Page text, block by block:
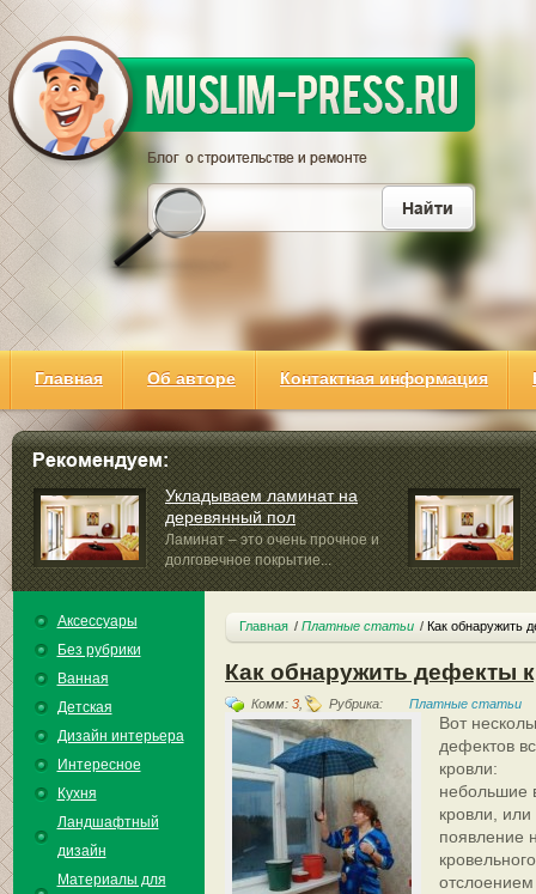
Главная Об авторе Контактная информация
Укладываем ламинат на
деревянный пол
Ламинат – это очень прочное и
долговечное покрытие...
Аксессуары
Без рубрики
Ванная
Детская
Дизайн интерьера
Интересное
Кухня
Ландшафтный
дизайн
Материалы для
Главная Платные статьи Как обнаружить
Как обнаружить дефекты
Комм: 3, Рубрика: Платные статьи
Вот
дефектов
кровли:
небольшие
кровли,
появление
отслоением